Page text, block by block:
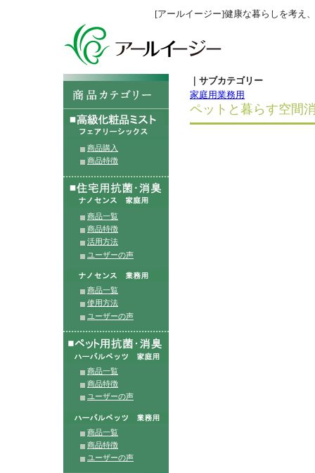
[アールイージー]健康な暮らしを考え
商品購入
商品特徴
商品一覧
商品特徴
活用方法
ユーザーの声
商品一覧
使用方法
ユーザーの声
商品一覧
商品特徴
ユーザーの声
商品一覧
商品特徴
ユーザーの声
｜サブカテゴリー
家庭用業務用
ペットと暮らす空間